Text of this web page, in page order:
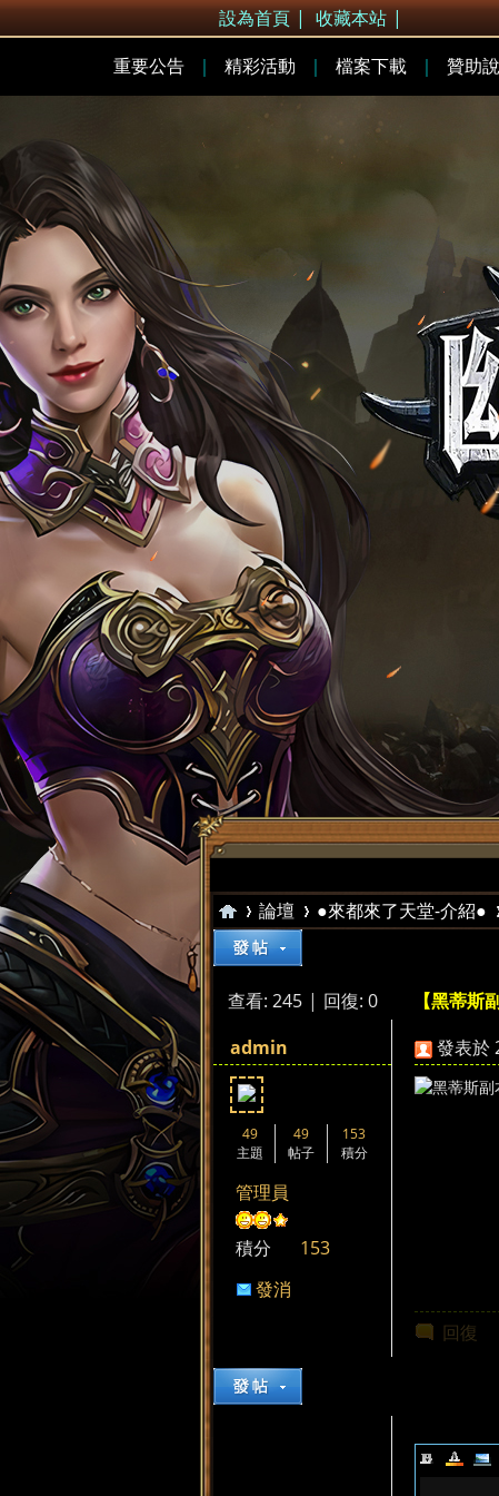
設為首頁 | 收藏本站 |
來
都
»
論壇
›
●來都來了天堂-介紹●
›
查看: 245 | 回復: 0 【黑蒂斯
admin
49
主題
49
帖子
153
積分
管理員
積分
153
發消
發表於
回復